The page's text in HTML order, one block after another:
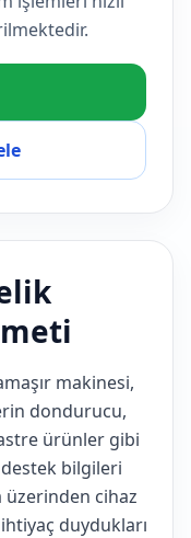
makinesi,
dondurucu,
ürünler gibi
bilgileri
üzerinden cihaz
duydukları